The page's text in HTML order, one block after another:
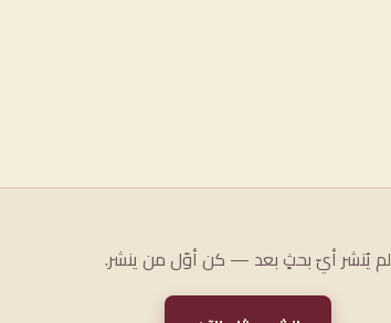
لم يُنشر أيّ بحثٍ بعد — كن أوّل من ينشر.